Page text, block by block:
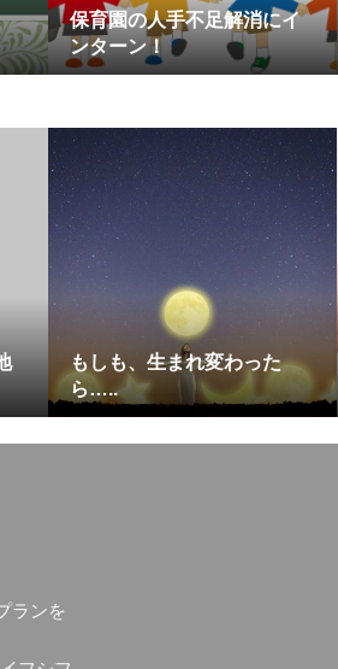
保育園の人手不足解消にイ
ンターン！
もしも、生まれ変わった
ら…..
ランを